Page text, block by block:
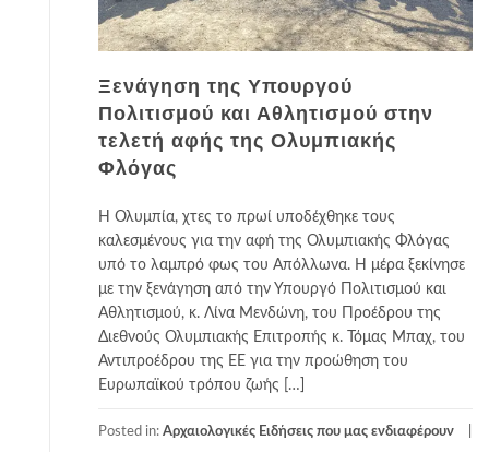
Ξενάγηση της Υπουργού
Πολιτισμού και Αθλητισμού στην
τελετή αφής της Ολυμπιακής
Φλόγας
Η Ολυμπία, χτες το πρωί υποδέχθηκε τους
καλεσμένους για την αφή της Ολυμπιακής Φλόγας
υπό το λαμπρό φως του Απόλλωνα. Η μέρα ξεκίνησε
με την ξενάγηση από την Υπουργό Πολιτισμού και
Αθλητισμού, κ. Λίνα Μενδώνη, του Προέδρου της
Διεθνούς Ολυμπιακής Επιτροπής κ. Τόμας Μπαχ, του
Αντιπροέδρου της ΕΕ για την προώθηση του
Ευρωπαϊκού τρόπου ζωής […]
Posted in: Αρχαιολογικές Ειδήσεις που μας ενδιαφέρουν